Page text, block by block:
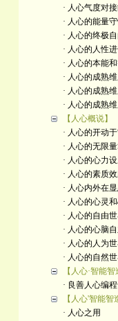
· 人心气度对
· 人心的能量
· 人心的终极
· 人心的人性
· 人心的本能
· 人心的成熟
· 人心的成熟
· 人心的成熟
【人心概说】
· 人心的开动
· 人心的无限
· 人心的心力
· 人心的素质
· 人心内外在
· 人心的心灵
· 人心的自由
· 人心的心脑
· 人心的人为
· 人心的自然
【人心·智能智
· 良善人心编
【人心'智能智
· 人心之用